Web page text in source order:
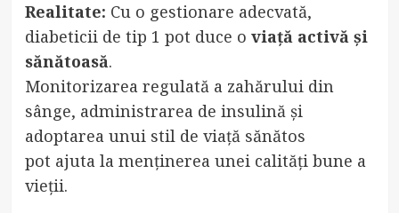
Realitate: Cu o gestionare adecvată,
diabeticii de tip 1 pot duce o viață activă și
sănătoasă.
Monitorizarea regulată a zahărului din
sânge, administrarea de insulină și
adoptarea unui stil de viață sănătos
pot ajuta la menținerea unei calități bune a
vieții.